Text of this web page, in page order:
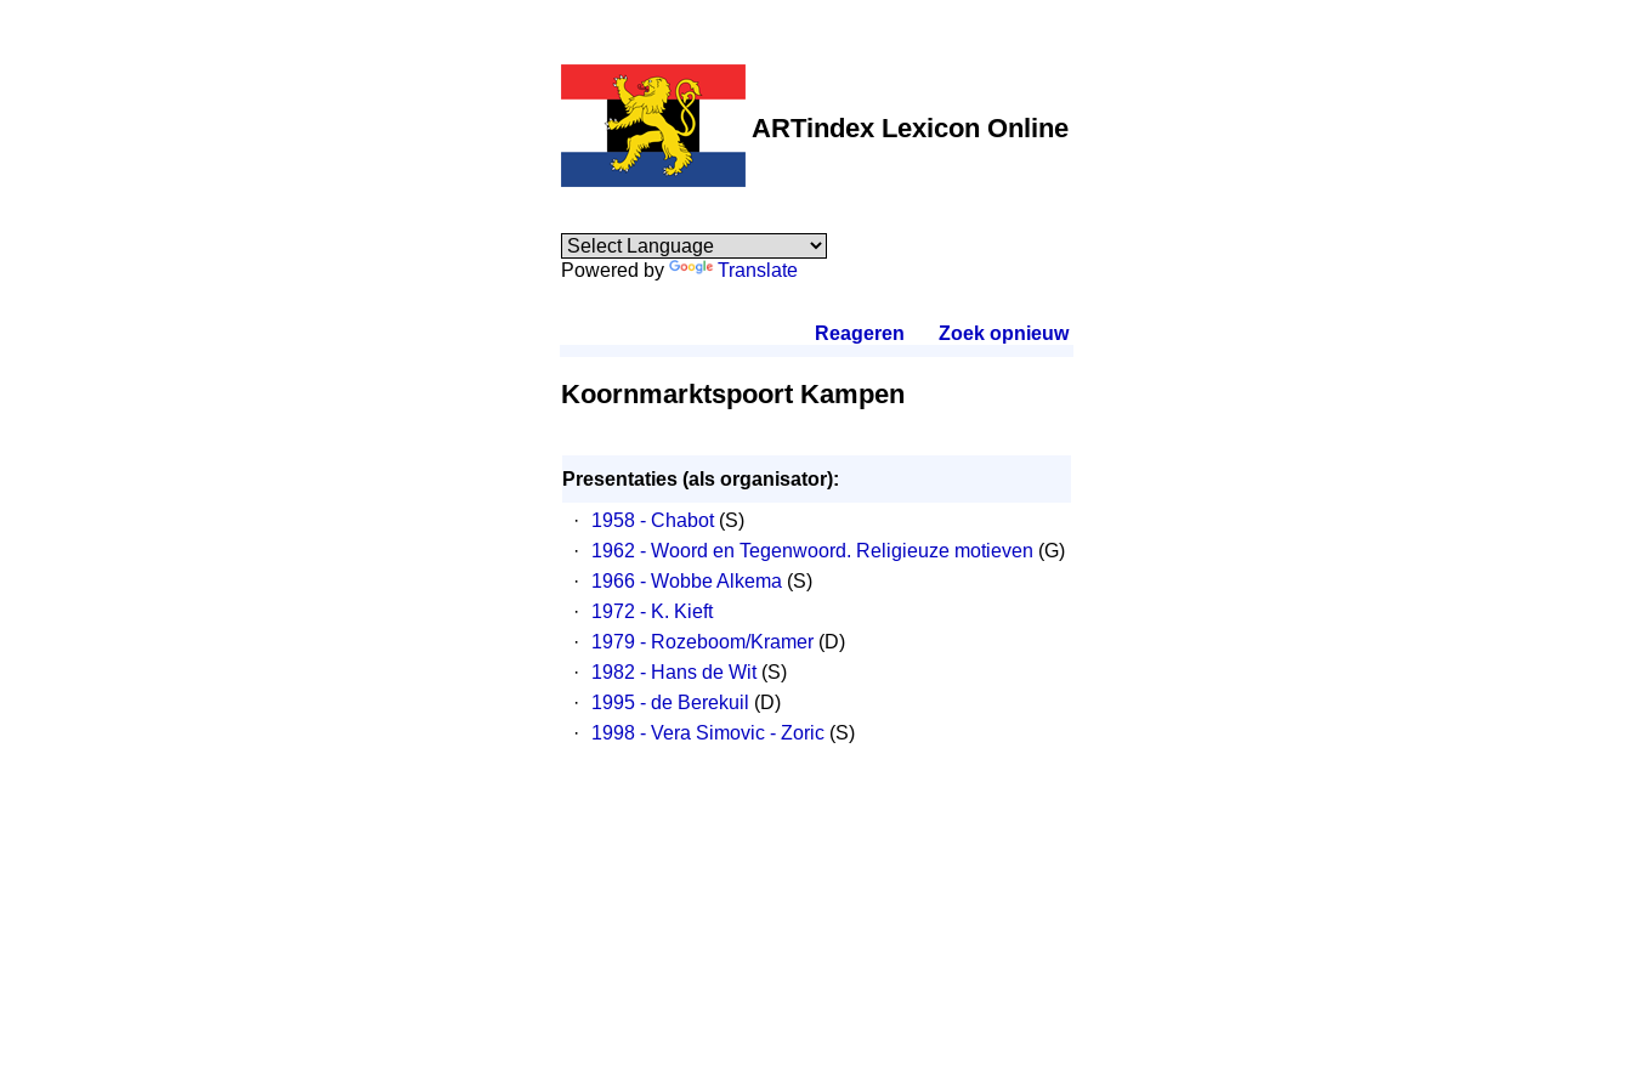
ARTindex Lexicon Online
Powered by Translate
Reageren Zoek opnieuw.
Koornmarktspoort Kampen
Presentaties (als organisator):
·
1958 - Chabot(S)
·
1962 - Woord en Tegenwoord. Religieuze motieven (G)
·
1966 - Wobbe Alkema (S)
·
1972 - K. Kieft
·
1979 - Rozeboom/Kramer(D)
·
1982 - Hans de Wit(S)
·
1995 - de Berekuil (D)
·
1998 - Vera Simovic - Zoric(S)